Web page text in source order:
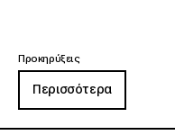
Προκηρύξεις
Περισσότερα